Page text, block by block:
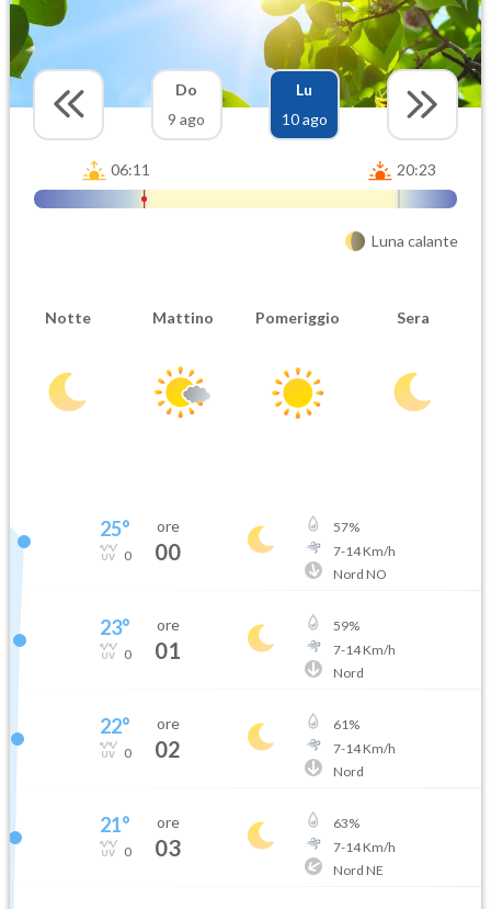
Do
9 ago
Lu
10 ago
06:11 20:23
Luna calante
Notte Mattino Pomeriggio Sera
25°
0
ore
00
57%
7-14Km/h
Nord NO
23°
0
ore
01
59%
7-14Km/h
Nord
22°
0
ore
02
61%
7-14Km/h
Nord
21°
0
ore
03
63%
7-14Km/h
Nord NE